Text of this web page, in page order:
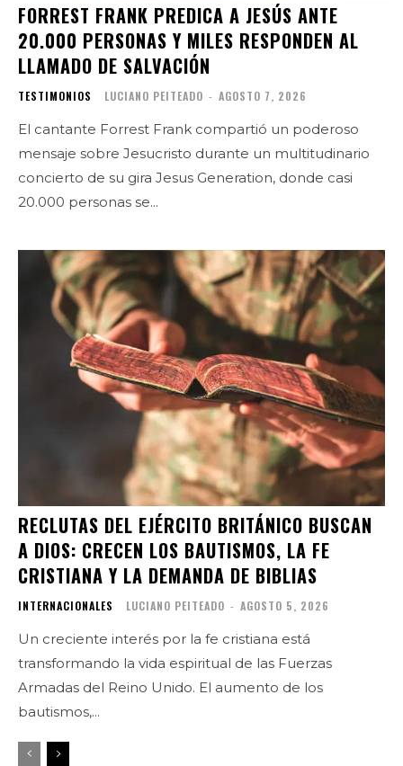
FORREST FRANK PREDICA A JESÚS ANTE
20.000 PERSONAS Y MILES RESPONDEN AL
LLAMADO DE SALVACIÓN
TESTIMONIOS LUCIANO PEITEADO - AGOSTO 7, 2026
El cantante Forrest Frank compartió un poderoso
mensaje sobre Jesucristo durante un multitudinario
concierto de su gira Jesus Generation, donde casi
20.000 personas se...
RECLUTAS DEL EJÉRCITO BRITÁNICO BUSCAN
A DIOS: CRECEN LOS BAUTISMOS, LA FE
CRISTIANA Y LA DEMANDA DE BIBLIAS
INTERNACIONALES LUCIANO PEITEADO - AGOSTO 5, 2026
Un creciente interés por la fe cristiana está
transformando la vida espiritual de las Fuerzas
Armadas del Reino Unido. El aumento de los
bautismos,...